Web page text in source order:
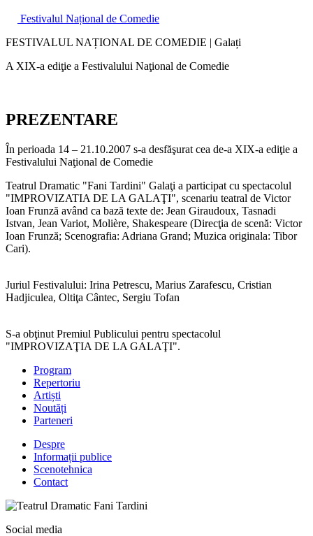
Festivalul Național de Comedie
FESTIVALUL NAȚIONAL DE COMEDIE | Galați
A XIX-a ediţie a Festivalului Naţional de Comedie
PREZENTARE
În perioada 14 – 21.10.2007 s-a desfăşurat cea de-a XIX-a ediţie a
Festivalului Naţional de Comedie
Teatrul Dramatic "Fani Tardini" Galaţi a participat cu spectacolul
"IMPROVIZATIA DE LA GALAŢI", scenariu teatral de Victor
Ioan Frunză având ca bază texte de: Jean Giraudoux, Tasnadi
Istvan, Jean Variot, Molière, Shakespeare (Direcţia de scenă: Victor
Ioan Frunză; Scenografia: Adriana Grand; Muzica originala: Tibor
Cari).
Juriul Festivalului: Irina Petrescu, Marius Zarafescu, Cristian
Hadjiculea, Oltiţa Cântec, Sergiu Tofan
S-a obţinut Premiul Publicului pentru spectacolul
"IMPROVIZAŢIA DE LA GALAŢI".
Program
Repertoriu
Artiști
Noutăți
Parteneri
Despre
Informații publice
Scenotehnica
Contact
Social media